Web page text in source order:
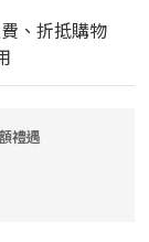
、折抵購物
禮遇